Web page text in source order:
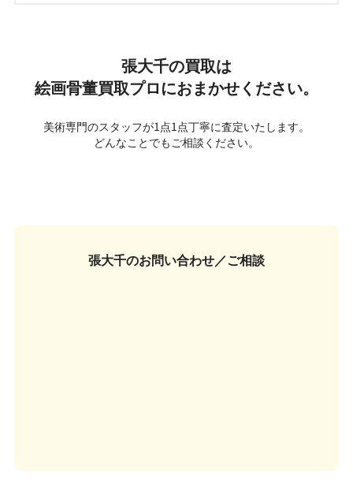
張大千の買取は
絵画骨董買取プロにおまかせください。
美術専門のスタッフが1点1点丁寧に査定いたします。
どんなことでもご相談ください。
張大千のお問い合わせ／ご相談